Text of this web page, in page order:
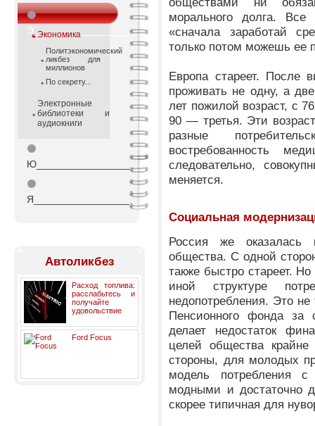
⚫
Э_________________
Экономика
Политэкономический
ликбез для
миллионов
По секрету...
Электронные
библиотеки и
аудиокниги
⚫
Ю_________________
⚫
Я_________________
Автоликбез
Расход топлива:
расслабьтесь и
получайте
удовольствие
Ford Focus
морального долга.
«сначала заработай
только потом можешь ее
Европа стареет. После
проживать не одну, а
лет пожилой возраст, с
90 — третья. Эти
разные
востребованность
следовательно,
меняется.
Социальная
Россия же
общества. С одной
также быстро стареет.
иной структуре
недопотребления. Это не
Пенсионного фонда за
делает недостаток
целей общества
стороны, для молодых
модель потребления
модными и достаточно
скорее типичная для